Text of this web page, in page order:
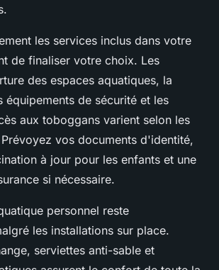
les services inclus dans votre
de finaliser votre choix. Les
des espaces aquatiques, la
équipements de sécurité et les
aux toboggans varient selon les
vos documents d'identité,
à jour pour les enfants et une
si nécessaire.
personnel reste
les installations sur place.
serviettes anti-sable et